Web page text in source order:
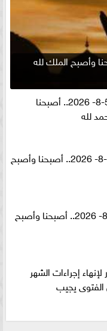
6-8- 2026.. أصبحنا وأصبح الملك لله
أذكار الصباح الأربعاء 5-8- 2026.. أصبحنا
لله
أذكار الصباح الثلاثاء 4-8- 2026.. أصبحنا وأصبح
أذكار الصباح الأحد 2-8- 2026.. أصبحنا وأصبح
إجراءات الشهر
الفتوى يجيب